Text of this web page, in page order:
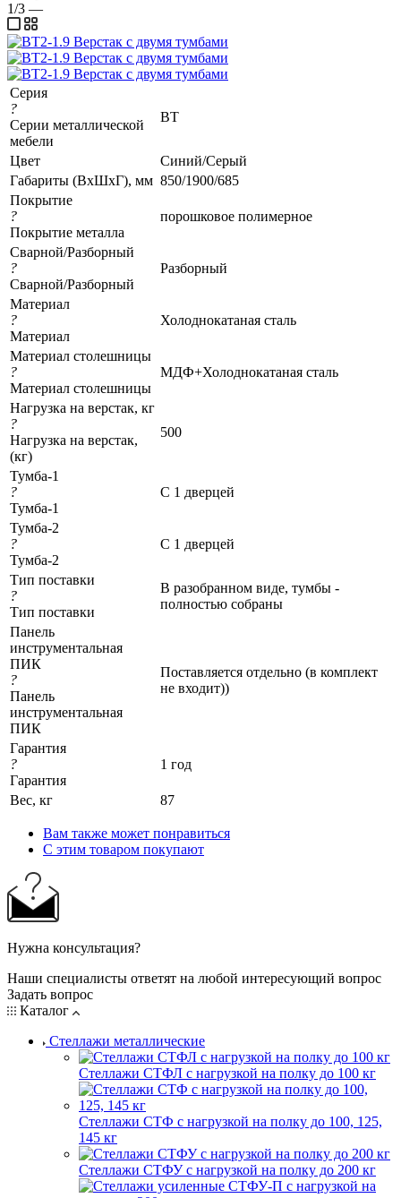
1/3 —
Серия
?
Серии металлической
мебели
ВТ
Цвет
Синий/Серый
Габариты (ВхШхГ), мм 850/1900/685
Покрытие
?
Покрытие металла
порошковое полимерное
Сварной/Разборный
?
Сварной/Разборный
Разборный
Материал
?
Материал
Холоднокатаная сталь
Материал столешницы
?
Материал столешницы
МДФ+Холоднокатаная сталь
Нагрузка на верстак, кг
?
Нагрузка на верстак,
(кг)
500
Тумба-1
?
Тумба-1
С 1 дверцей
Тумба-2
?
Тумба-2
С 1 дверцей
Тип поставки
?
Тип поставки
В разобранном виде, тумбы -
полностью собраны
Панель
инструментальная
ПИК
?
Панель
инструментальная
ПИК
Поставляется отдельно (в комплект
не входит))
Гарантия
?
Гарантия
1 год
Вес, кг 87
Вам также может понравиться
С этим товаром покупают
Нужна консультация?
Наши специалисты ответят на любой интересующий вопрос
Задать вопрос
Каталог
Стеллажи металлические
Стеллажи СТФЛ с нагрузкой на полку до 100 кг
Стеллажи СТФ с нагрузкой на полку до 100, 125,
145 кг
Стеллажи СТФУ с нагрузкой на полку до 200 кг